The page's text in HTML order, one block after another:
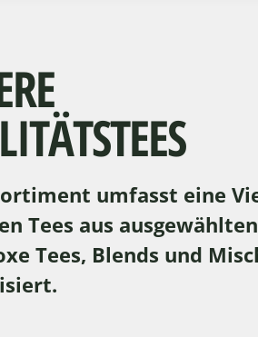
umfasst eine
Tees aus
Tees, Blends und